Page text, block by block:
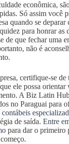
econômica,
Só assim você
quando se deparar
para honrar as
de que fechar uma
não é
certifique-se de
ele possa orientar
A Biz Latin
no Paraguai para
de saída. Entre
para dar o primeiro